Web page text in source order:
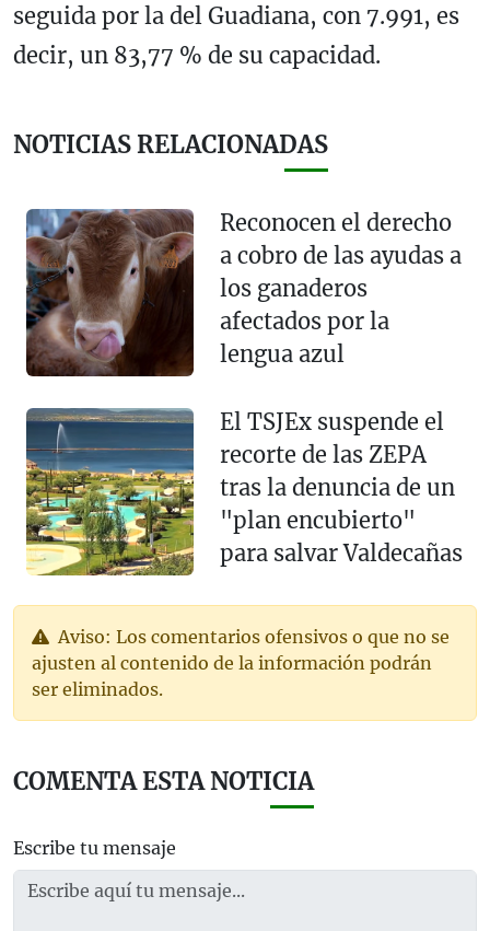
seguida por la del Guadiana, con 7.991, es
decir, un 83,77 % de su capacidad.
NOTICIAS RELACIONADAS
Reconocen el derecho
a cobro de las ayudas a
los ganaderos
afectados por la
lengua azul
El TSJEx suspende el
recorte de las ZEPA
tras la denuncia de un
"plan encubierto"
para salvar Valdecañas
Aviso: Los comentarios ofensivos o que no se
ajusten al contenido de la información podrán
ser eliminados.
COMENTA ESTA NOTICIA
Escribe tu mensaje